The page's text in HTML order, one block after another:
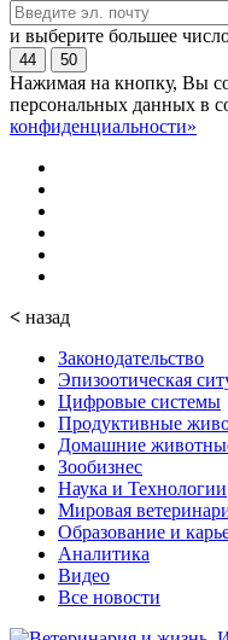
и выберите большее
44 50
Нажимая на кнопку, Вы
персональных данных в
конфиденциальности»
< назад
Законодательство
Эпизоотическая
Цифровые системы
Продуктивные
Домашние
Зообизнес
Наука и Технологии
Мировая
Образование и
Аналитика
Видео
Все новости